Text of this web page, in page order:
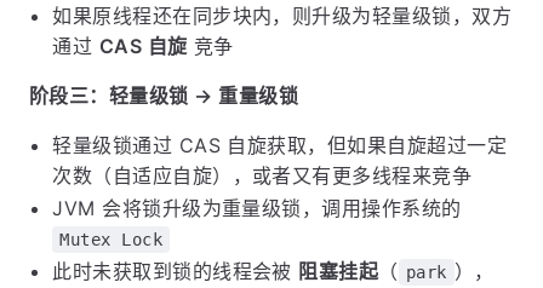
如果原线程还在同步块内，则升级为轻量级锁，双方
通过 CAS 自旋 竞争
阶段三：轻量级锁 → 重量级锁
轻量级锁通过 CAS 自旋获取，但如果自旋超过一定
次数（自适应自旋），或者又有更多线程来竞争
JVM 会将锁升级为重量级锁，调用操作系统的
Mutex Lock
此时未获取到锁的线程会被 阻塞挂起（ park ），